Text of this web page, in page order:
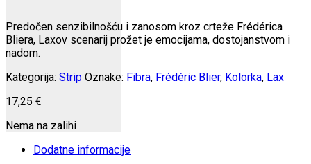
Predočen senzibilnošću i zanosom kroz crteže Frédérica
Bliera, Laxov scenarij prožet je emocijama, dostojanstvom i
nadom.
Kategorija: Strip Oznake: Fibra, Frédéric Blier, Kolorka, Lax
17,25 €
Nema na zalihi
Dodatne informacije